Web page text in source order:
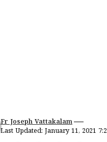
Last Updated: January 11, 2021
Fr Joseph Vattakalam